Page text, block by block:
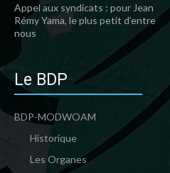
Appel aux syndicats : pour Jean
Rémy Yama, le plus petit d’entre
nous
Le BDP
BDP-MODWOAM
Historique
Les Organes